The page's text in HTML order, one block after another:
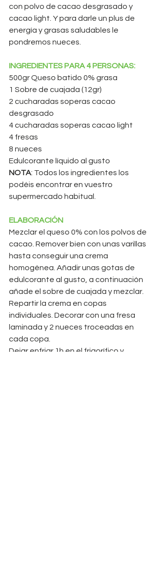
con polvo de cacao desgrasado y
cacao light. Y para darle un plus de
energía y grasas saludables le
pondremos nueces.
INGREDIENTES PARA 4 PERSONAS:
500gr Queso batido 0% grasa
1 Sobre de cuajada (12gr)
2 cucharadas soperas cacao
desgrasado
4 cucharadas soperas cacao light
4 fresas
8 nueces
Edulcorante líquido al gusto
NOTA: Todos los ingredientes los
podéis encontrar en vuestro
supermercado habitual.
ELABORACIÓN
Mezclar el queso 0% con los polvos de
cacao. Remover bien con unas varillas
hasta conseguir una crema
homogénea. Añadir unas gotas de
edulcorante al gusto, a continuación
añade el sobre de cuajada y mezclar.
Repartir la crema en copas
individuales. Decorar con una fresa
laminada y 2 nueces troceadas en
cada copa.
Dejar enfriar 1h en el frigorífico y